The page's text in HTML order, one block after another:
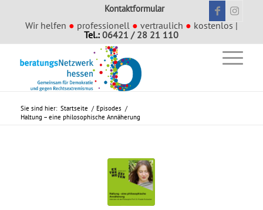
Kontaktformular
Wir helfen ● professionell ● vertraulich ● kostenlos |
Tel.:06421 / 28 21 110
Sie sind hier: Startseite / Episodes /
Haltung – eine philosophische Annäherung